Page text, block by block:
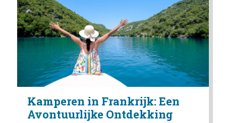
Kamperen in Frankrijk: Een
Avontuurlijke Ontdekking